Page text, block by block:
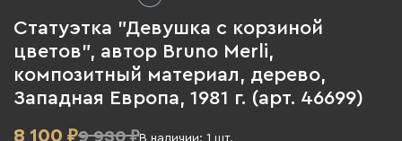
Статуэтка "Девушка с корзиной
цветов", автор Bruno Merli,
композитный материал, дерево,
Западная Европа, 1981 г. (арт. 46699)
8 100 ₽9 930 ₽В наличии: 1 шт.